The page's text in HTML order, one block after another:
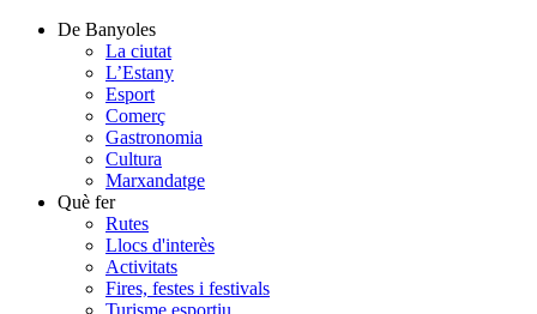
De Banyoles
La ciutat
L’Estany
Esport
Comerç
Gastronomia
Cultura
Marxandatge
Què fer
Rutes
Llocs d'interès
Activitats
Fires, festes i festivals
Turisme esportiu